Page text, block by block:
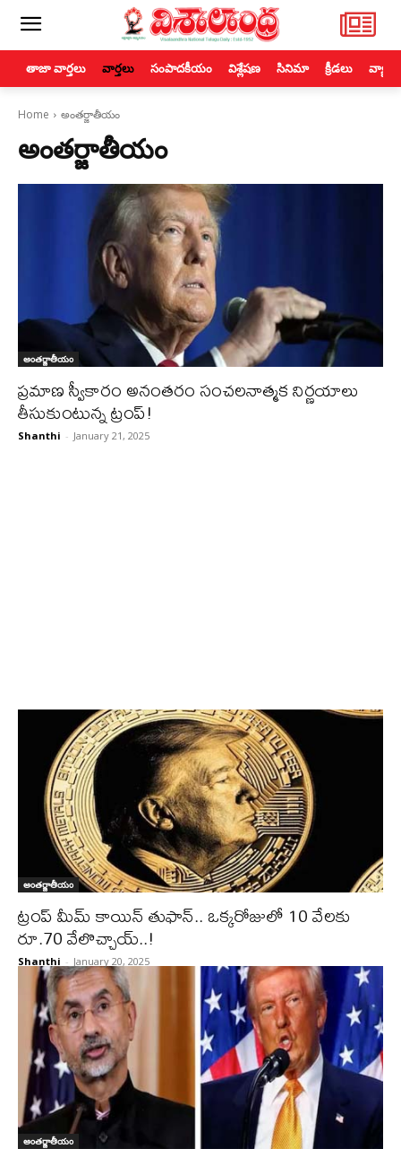
తాజా వార్తలు వార్తలు సంపాదకీయం విశ్లేషణ సినిమా క్రీడలు
Home అంతర్జాతీయం
అంతర్జాతీయం
అంతర్జాతీయం
ప్రమాణ స్వీకారం అనంతరం సంచలనాత్మక నిర్ణయాలు
తీసుకుంటున్న ట్రంప్!
Shanthi - January 21, 2025
అంతర్జాతీయం
ట్రంప్ మీమ్ కాయిన్ తుఫాన్.. ఒక్కరోజులో 10 వేలకు
రూ.70 వేలొచ్చాయ్..!
Shanthi - January 20, 2025
అంతర్జాతీయం